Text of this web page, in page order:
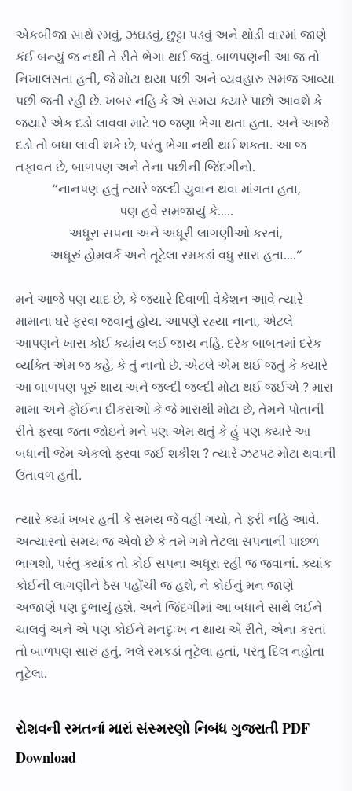
એકબીજા સાથે રમવું, ઝઘડવું, છુટ્ટા પડવું અને થોડી વારમાં જાણે
કંઈ બન્યું જ નથી તે રીતે ભેગા થઈ જવું. બાળપણની આ જ તો
નિખાલસતા હતી, જે મોટા થયા પછી અને વ્યવહારુ સમજ આવ્યા
પછી જતી રહી છે. ખબર નહિ કે એ સમય ક્યારે પાછો આવશે કે
જ્યારે એક દડો લાવવા માટે ૧૦ જણા ભેગા થતા હતા. અને આજે
દડો તો બધા લાવી શકે છે, પરંતુ ભેગા નથી થઈ શકતા. આ જ
તફાવત છે, બાળપણ અને તેના પછીની જિંદગીનો.
“નાનપણ હતું ત્યારે જલ્દી યુવાન થવા માંગતા હતા,
પણ હવે સમજાયું કે…..
અધૂરા સપના અને અધૂરી લાગણીઓ કરતાં,
અધૂરું હોમવર્ક અને તૂટેલા રમકડાં વધુ સારા હતા….”
મને આજે પણ યાદ છે, કે જ્યારે દિવાળી વેકેશન આવે ત્યારે
મામાના ઘરે ફરવા જવાનું હોય. આપણે રહ્યા નાના, એટલે
આપણને ખાસ કોઈ ક્યાંય લઈ જાય નહિ. દરેક બાબતમાં દરેક
વ્યક્તિ એમ જ કહે, કે તું નાનો છે. એટલે એમ થઈ જતું કે ક્યારે
આ બાળપણ પૂરું થાય અને જલ્દી જલ્દી મોટા થઈ જઈએ ? મારા
મામા અને ફોઈના દીકરાઓ કે જે મારાથી મોટા છે, તેમને પોતાની
રીતે ફરવા જતા જોઇને મને પણ એમ થતું કે હું પણ ક્યારે આ
બધાની જેમ એકલો ફરવા જઈ શકીશ ? ત્યારે ઝટપટ મોટા થવાની
ઉતાવળ હતી.
ત્યારે ક્યાં ખબર હતી કે સમય જે વહી ગયો, તે ફરી નહિ આવે.
અત્યારનો સમય જ એવો છે કે તમે ગમે તેટલા સપનાની પાછળ
ભાગશો, પરંતુ ક્યાંક તો કોઈ સપના અધૂરા રહી જ જવાનાં. ક્યાંક
કોઈની લાગણીને ઠેસ પહોંચી જ હશે, ને કોઈનું મન જાણે
અજાણે પણ દુભાયું હશે. અને જિંદગીમાં આ બધાને સાથે લઈને
ચાલવું અને એ પણ કોઈને મનદુઃખ ન થાય એ રીતે, એના કરતાં
તો બાળપણ સારું હતું. ભલે રમકડાં તૂટેલા હતાં, પરંતુ દિલ નહોતા
તૂટેલા.
રોશવની રમતનાં મારાં સંસ્મરણો નિબંધ ગુજરાતી PDF
Download